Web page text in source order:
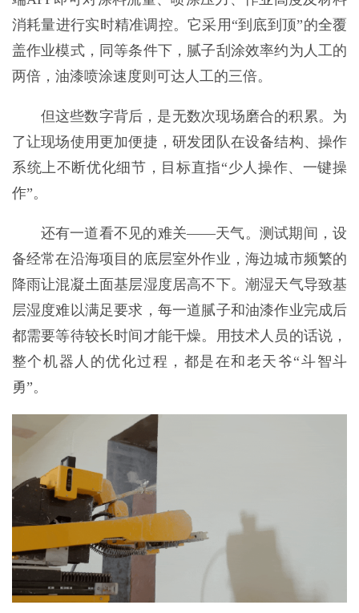
消耗量进行实时精准调控。它采用“到底到顶”的全覆
盖作业模式，同等条件下，腻子刮涂效率约为人工的
两倍，油漆喷涂速度则可达人工的三倍。
但这些数字背后，是无数次现场磨合的积累。为
了让现场使用更加便捷，研发团队在设备结构、操作
系统上不断优化细节，目标直指“少人操作、一键操
作”。
还有一道看不见的难关——天气。测试期间，设
备经常在沿海项目的底层室外作业，海边城市频繁的
降雨让混凝土面基层湿度居高不下。潮湿天气导致基
层湿度难以满足要求，每一道腻子和油漆作业完成后
都需要等待较长时间才能干燥。用技术人员的话说，
整个机器人的优化过程，都是在和老天爷“斗智斗
勇”。